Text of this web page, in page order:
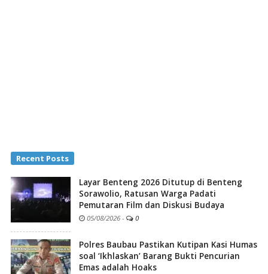
Recent Posts
Layar Benteng 2026 Ditutup di Benteng
Sorawolio, Ratusan Warga Padati
Pemutaran Film dan Diskusi Budaya
05/08/2026 - 0
Polres Baubau Pastikan Kutipan Kasi Humas
soal ‘Ikhlaskan’ Barang Bukti Pencurian
Emas adalah Hoaks